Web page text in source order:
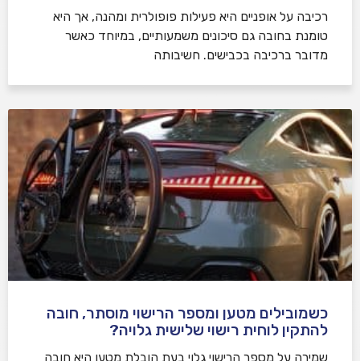
רכיבה על אופניים היא פעילות פופולרית ומהנה, אך היא
טומנת בחובה גם סיכונים משמעותיים, במיוחד כאשר
מדובר ברכיבה בכבישים. חשיבותה
כשמובילים מטען ומספר הרישוי מוסתר, חובה
להתקין לוחית רישוי שלישית גלויה?
שמירה על מספר הרישוי גלוי בעת הובלת מטען היא חובה